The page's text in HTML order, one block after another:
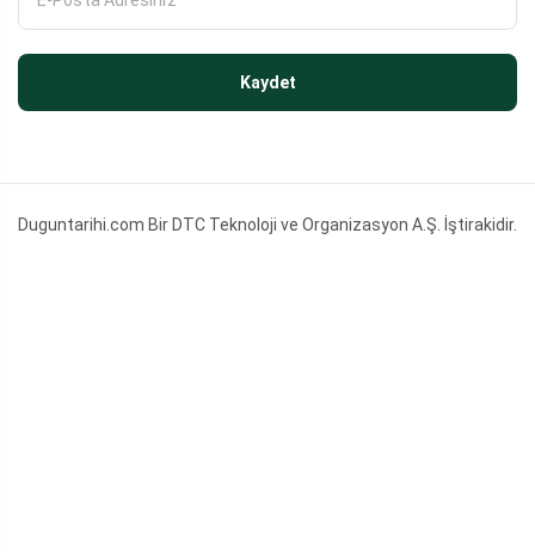
Kaydet
Duguntarihi.com Bir DTC Teknoloji ve Organizasyon A.Ş. İştirakidir.